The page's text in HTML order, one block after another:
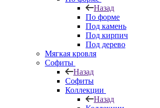
Назад
По форме
Под камень
Под кирпич
Под дерево
Мягкая кровля
Софиты
Назад
Софиты
Коллекции
Назад